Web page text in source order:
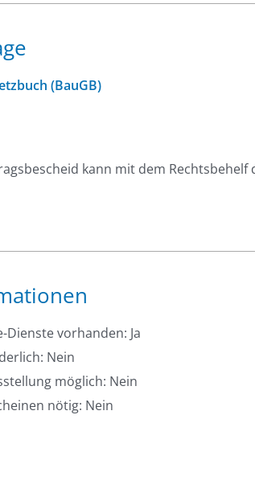
(BauGB)
kann mit dem
vorhanden: Ja
Nein
möglich: Nein
nötig: Nein